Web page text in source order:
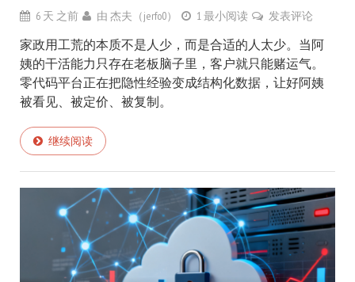
6 天 之前 由 杰夫（jerfo0） 1 最小阅读 发表评论
家政用工荒的本质不是人少，而是合适的人太少。当阿
姨的干活能力只存在老板脑子里，客户就只能赌运气。
零代码平台正在把隐性经验变成结构化数据，让好阿姨
被看见、被定价、被复制。
继续阅读